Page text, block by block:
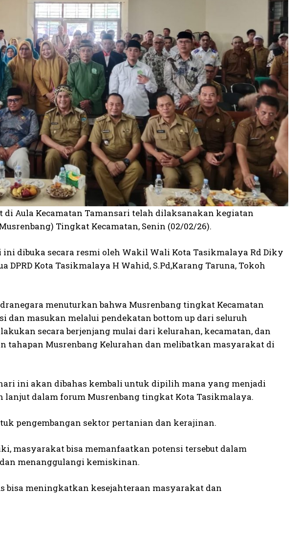
di Aula Kecamatan Tamansari telah dilaksanakan kegiatan
Tingkat Kecamatan, Senin (02/02/26).
dibuka secara resmi oleh Wakil Wali Kota Tasikmalaya Rd Diky
Kota Tasikmalaya H Wahid, S.Pd,Karang Taruna, Tokoh
menuturkan bahwa Musrenbang tingkat Kecamatan
dan masukan melalui pendekatan bottom up dari seluruh
secara berjenjang mulai dari kelurahan, kecamatan, dan
tahapan Musrenbang Kelurahan dan melibatkan masyarakat di
ini akan dibahas kembali untuk dipilih mana yang menjadi
lanjut dalam forum Musrenbang tingkat Kota Tasikmalaya.
pengembangan sektor pertanian dan kerajinan.
masyarakat bisa memanfaatkan potensi tersebut dalam
menanggulangi kemiskinan.
bisa meningkatkan kesejahteraan masyarakat dan